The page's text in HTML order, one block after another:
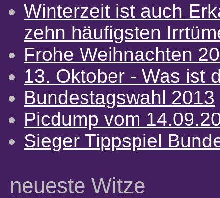
Winterzeit ist auch
zehn häufigsten
Frohe Weihnachten
13. Oktober - Was ist
Bundestagswahl 2013
Picdump vom
Sieger Tippspiel
neueste Witze